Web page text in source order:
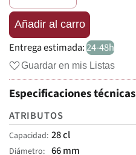
Añadir al carro
Entrega estimada:24-48h
Guardar en mis Listas
Especificaciones técnicas
ATRIBUTOS
Capacidad 28 cl
Diámetro 66 mm